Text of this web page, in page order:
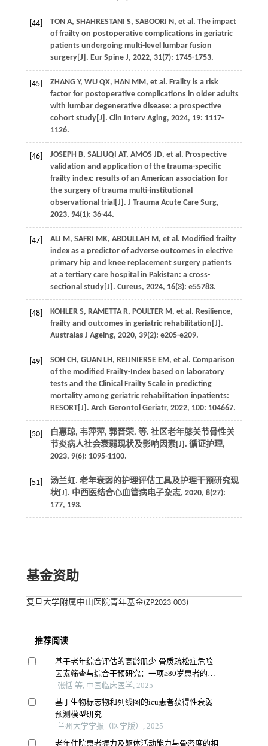
[44] TON A, SHAHRESTANI S, SABOORI N, et al . The impact
of frailty on postoperative complications in geriatric
patients undergoing multi-level lumbar fusion
surgery[J]. Eur Spine J, 2022, 31(7): 1745-1753.
[45] ZHANG Y, WU QX, HAN MM, et al . Frailty is a risk
factor for postoperative complications in older adults
with lumbar degenerative disease: a prospective
cohort study[J]. Clin Interv Aging, 2024, 19: 1117-
1126.
[46] JOSEPH B, SALJUQI AT, AMOS JD, et al . Prospective
validation and application of the trauma-specific
frailty index: results of an American association for
the surgery of trauma multi-institutional
observational trial[J]. J Trauma Acute Care Surg,
2023, 94(1): 36-44.
[47] ALI M, SAFRI MK, ABDULLAH M, et al . Modified frailty
index as a predictor of adverse outcomes in elective
primary hip and knee replacement surgery patients
at a tertiary care hospital in Pakistan: a cross-
sectional study[J]. Cureus, 2024, 16(3): e55783.
[48] KOHLER S, RAMETTA R, POULTER M, et al . Resilience,
frailty and outcomes in geriatric rehabilitation[J].
Australas J Ageing, 2020, 39(2): e205-e209.
[49] SOH CH, GUAN LH, REIJNIERSE EM, et al . Comparison
of the modified Frailty-Index based on laboratory
tests and the Clinical Frailty Scale in predicting
mortality among geriatric rehabilitation inpatients:
RESORT[J]. Arch Gerontol Geriatr, 2022, 100: 104667.
[50] 白惠琼, 韦萍萍, 郭晋荣, 等. 社区老年膝关节骨性关
节炎病人社会衰弱现状及影响因素[J]. 循证护理,
2023, 9(6): 1095-1100.
[51]
汤兰虹. 老年衰弱的护理评估工具及护理干预研究现
状[J]. 中西医结合心血管病电子杂志, 2020, 8(27):
177, 193.
基金资助
复旦大学附属中山医院青年基金(ZP2023-003)